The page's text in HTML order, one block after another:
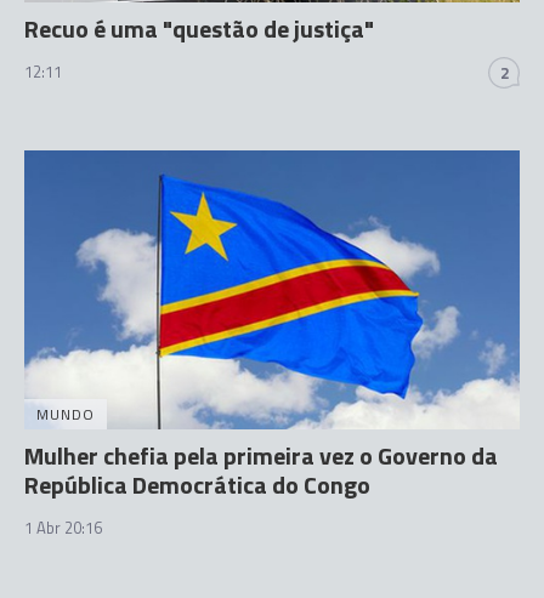
Recuo é uma "questão de justiça"
12:11 2
MUNDO
Mulher chefia pela primeira vez o Governo da
República Democrática do Congo
1 Abr 20:16